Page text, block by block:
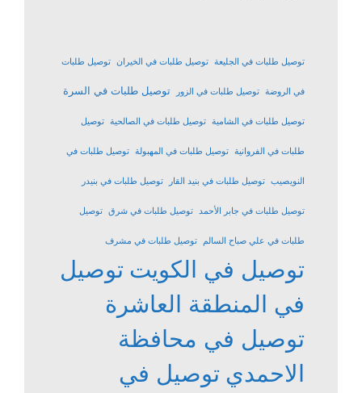
توصيل طلبات في الجليعة توصيل طلبات في الخيران توصيل طلبات
في الروضة توصيل طلبات في الزور توصيل طلبات في السرة
توصيل طلبات في الشامية توصيل طلبات في الصالحية توصيل
طلبات في الفروانية توصيل طلبات في المهبولة توصيل طلبات في
النويصيب توصيل طلبات في بنيد القار توصيل طلبات في بنيدر
توصيل طلبات في جابر الأحمد توصيل طلبات في شرق توصيل
طلبات في علي صباح السالم توصيل طلبات في مشرف
توصيل في الكويت توصيل
في المنطقة العاشرة
توصيل في محافظة
الاحمدي توصيل في